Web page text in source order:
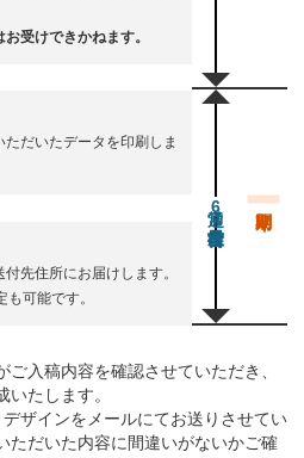
受けできかねます。
だいたデータを印刷しま
先住所にお届けします。
可能です。
通常6営業日後出荷
入稿内容を確認させていただき、
たします。
ザインをメールにてお送りさせてい
ただいた内容に間違いがないかご確